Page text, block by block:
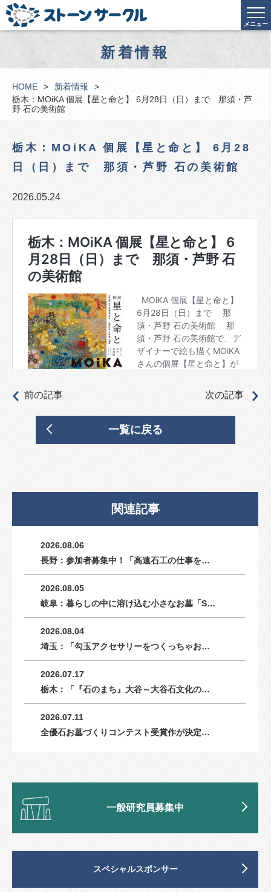
メニュー
新着情報
HOME
新着情報
栃木：MOiKA 個展【星と命と】 6月28日（日）まで 那須・芦
野 石の美術館
栃木：MOiKA 個展【星と命と】 6月28
日（日）まで 那須・芦野 石の美術館
2026.05.24
前の記事 次の記事
一覧に戻る
関連記事
2026.08.06
長野：参加者募集中！「高遠石工の仕事を…
2026.08.05
岐阜：暮らしの中に溶け込む小さなお墓「S…
2026.08.04
埼玉：「勾玉アクセサリーをつくっちゃお…
2026.07.17
栃木：「『石のまち』大谷～大谷石文化の…
2026.07.11
全優石お墓づくりコンテスト受賞作が決定…
一般研究員募集中
スペシャルスポンサー